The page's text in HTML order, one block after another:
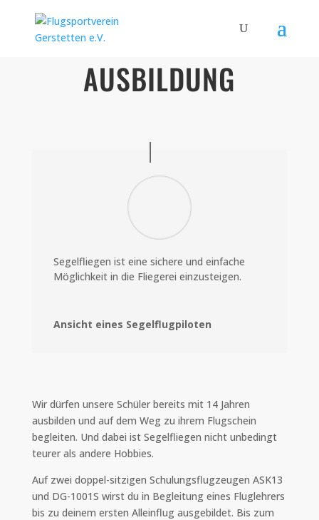
AUSBILDUNG
Segelfliegen ist eine sichere und einfache
Möglichkeit in die Fliegerei einzusteigen.
Ansicht eines Segelflugpiloten
Wir dürfen unsere Schüler bereits mit 14 Jahren
ausbilden und auf dem Weg zu ihrem Flugschein
begleiten. Und dabei ist Segelfliegen nicht unbedingt
teurer als andere Hobbies.
Auf zwei doppel-sitzigen Schulungsflugzeugen ASK13
und DG-1001S wirst du in Begleitung eines Fluglehrers
bis zu deinem ersten Alleinflug ausgebildet. Bis zum